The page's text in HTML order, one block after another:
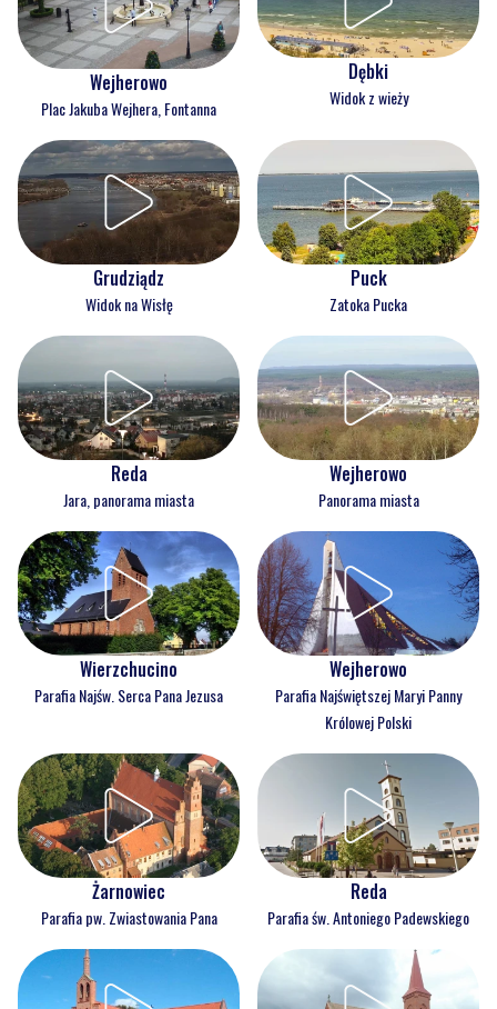
Wejherowo
Plac Jakuba Wejhera, Fontanna
Dębki
Widok z wieży
Grudziądz
Widok na Wisłę
Puck
Zatoka Pucka
Reda
Jara, panorama miasta
Wejherowo
Panorama miasta
Wierzchucino
Parafia Najśw. Serca Pana Jezusa
Wejherowo
Parafia Najświętszej Maryi Panny
Królowej Polski
Żarnowiec
Parafia pw. Zwiastowania Pana
Reda
Parafia św. Antoniego Padewskiego